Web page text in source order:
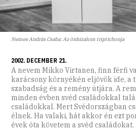
Nemes András Csaba: Az önbizalom triptichonja
2002. DECEMBER 21.
A nevem Mikko Virtanen, finn férfi
karácsony környékén eljövök ide, a
szabadság és a remény útjára. A
minden évben svéd családokkal
családokkal. Mert Svédországban
élnek. Ha valaki, hát akkor én ezt
évek óta követem a svéd családokat.